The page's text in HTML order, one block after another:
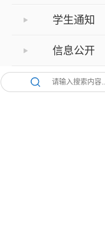
学生通知
信息公开